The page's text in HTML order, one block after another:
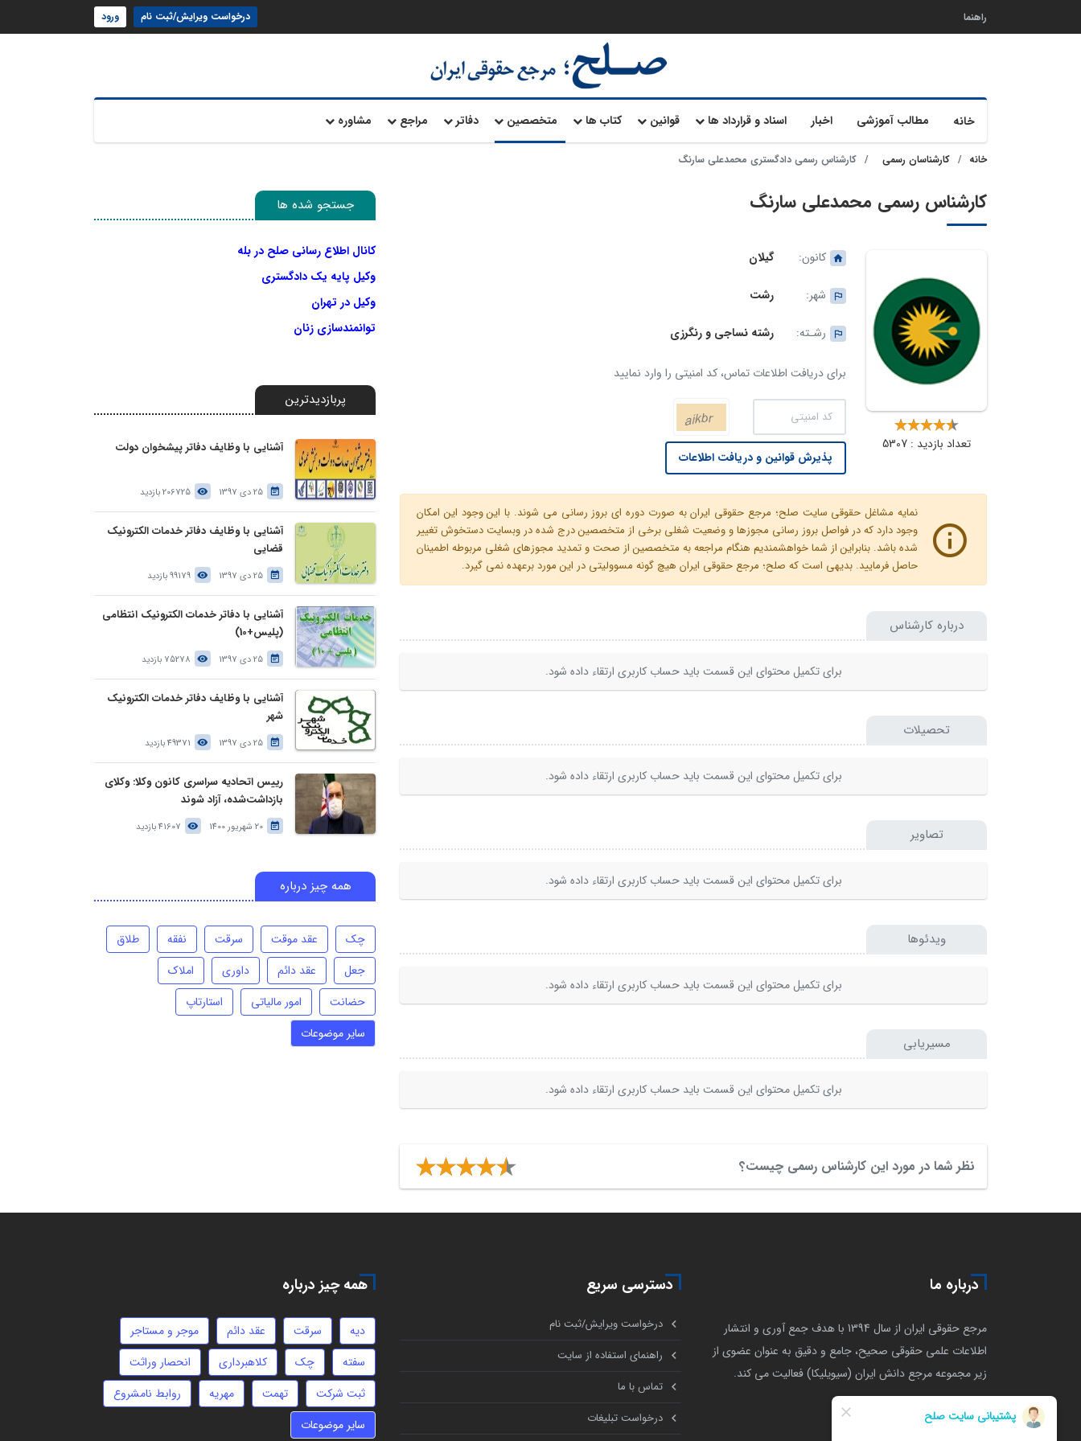
راهنما درخواست ویرایش/ثبت نام ورود
خانه مطالب آموزشی اخبار اسناد و قرارداد ها قوانین کتاب ها متخصصین دفاتر مراجع مشاوره
خانه کارشناسان رسمی کارشناس رسمی دادگستری محمدعلی سارنگ
کارشناس رسمی محمدعلی سارنگ
تعداد بازدید : 5307
کانون: گیلان
شهر: رشت
رشـته: رشته نساجی و رنگرزی
برای دریافت اطلاعات تماس، کد امنیتی را وارد نمایید
پذیرش قوانین و دریافت اطلاعات
نمایه مشاغل حقوقی سایت صلح؛ مرجع حقوقی ایران به صورت دوره ای بروز رسانی می شوند. با این وجود این امکان
وجود دارد که در فواصل بروز رسانی مجوزها و وضعیت شغلی برخی از متخصصین درج شده در وبسایت دستخوش تغییر
شده باشد. بنابراین از شما خواهشمندیم هنگام مراجعه به متخصصین از صحت و تمدید مجوزهای شغلی مربوطه اطمینان
حاصل فرمایید. بدیهی است که صلح؛ مرجع حقوقی ایران هیچ گونه مسوولیتی در این مورد برعهده نمی گیرد.
درباره کارشناس
برای تکمیل محتوای این قسمت باید حساب کاربری ارتقاء داده شود.
تحصیلات
برای تکمیل محتوای این قسمت باید حساب کاربری ارتقاء داده شود.
تصاویر
برای تکمیل محتوای این قسمت باید حساب کاربری ارتقاء داده شود.
ویدئوها
برای تکمیل محتوای این قسمت باید حساب کاربری ارتقاء داده شود.
مسیریابی
برای تکمیل محتوای این قسمت باید حساب کاربری ارتقاء داده شود.
نظر شما در مورد این کارشناس رسمی چیست؟
جستجو شده ها
کانال اطلاع رسانی صلح در بله
وکیل پایه یک دادگستری
وکیل در تهران
توانمندسازی زنان
پربازدیدترین
آشنایی با وظایف دفاتر پیشخوان دولت
25 دی 1397 206725 بازدید
آشنایی با وظایف دفاتر خدمات الکترونیک
قضایی
25 دی 1397 99179 بازدید
آشنایی با دفاتر خدمات الکترونیک انتظامی
(پلیس+10)
25 دی 1397 75278 بازدید
آشنایی با وظایف دفاتر خدمات الکترونیک
شهر
25 دی 1397 49371 بازدید
رییس اتحادیه سراسری کانون وکلا: وکلای
بازداشت‌شده، آزاد شوند
20 شهریور 1400 41607 بازدید
همه چیز درباره
چک عقد موقت سرقت نفقه
طلاق
جعل
عقد دائم داوری
املاک
حضانت
امور مالیاتی
استارتاپ
سایر موضوعات
درباره ما
مرجع حقوقی ایران از سال 1394 با هدف جمع آوری و انتشار
اطلاعات علمی حقوقی صحیح، جامع و دقیق به عنوان عضوی از
زیر مجموعه مرجع دانش ایران (سیویلیکا) فعالیت می کند.
دسترسی سریع
درخواست ویرایش/ثبت نام
راهنمای استفاده از سایت
تماس با ما
درخواست تبلیغات
همه چیز درباره
دیه سرقت عقد دائم
موجر و مستاجر
سفته
چک کلاهبرداری
انحصار وراثت
ثبت شرکت
تهمت مهریه
روابط نامشروع
سایر موضوعات